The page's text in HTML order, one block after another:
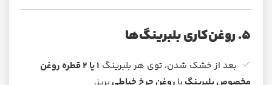
۵. روغن‌کاری بلبرینگ‌ها
بعد از خشک شدن، توی هر بلبرینگ
۱ یا ۲ قطره روغن